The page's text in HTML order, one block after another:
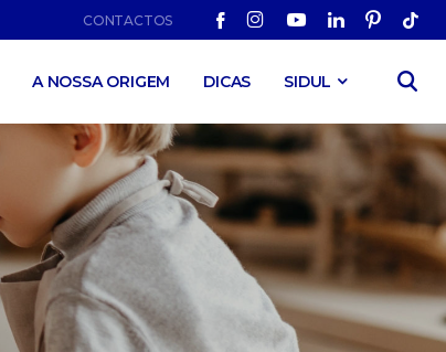
CONTACTOS
A NOSSA ORIGEM DICAS SIDUL